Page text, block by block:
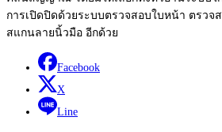
การเปิดปิดด้วยระบบตรวจสอบใบหน้า ตรวจ
สแกนลายนิ้วมือ อีกด้วย
Facebook
X
Line